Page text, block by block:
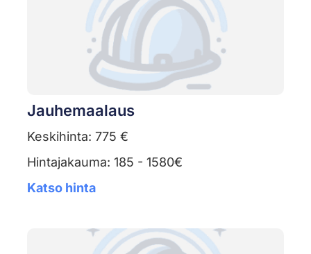
Jauhemaalaus
Keskihinta: 775 €
Hintajakauma: 185 - 1580€
Katso hinta